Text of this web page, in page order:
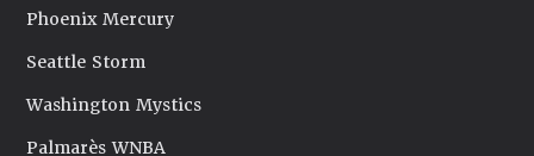
Phoenix Mercury
Seattle Storm
Washington Mystics
Palmarès WNBA